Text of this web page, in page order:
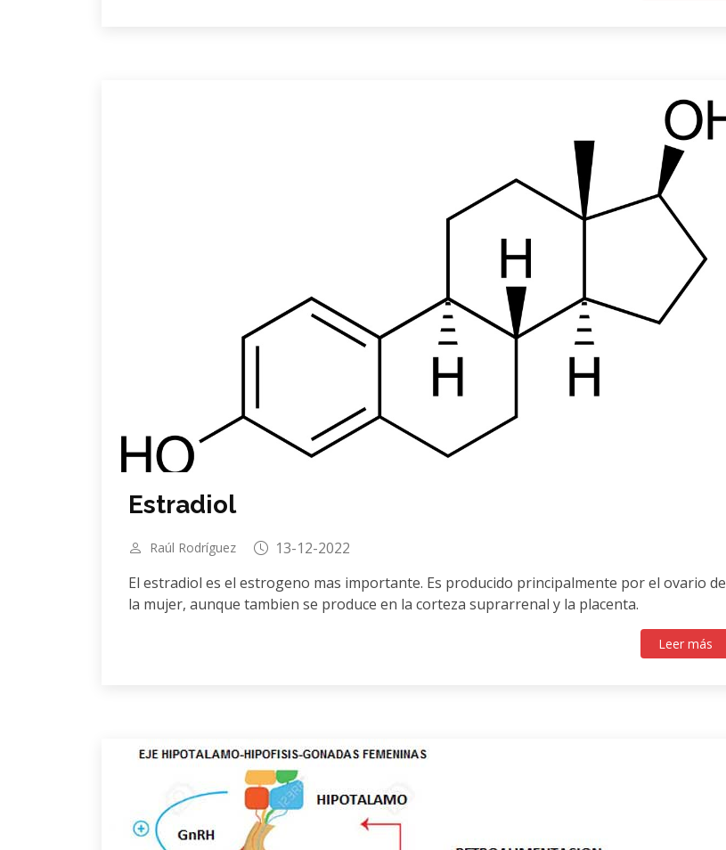
Estradiol
Raúl Rodríguez
13-12-2022
El estradiol es el estrogeno mas importante. Es producido principalmente por el ovario de
la mujer, aunque tambien se produce en la corteza suprarrenal y la placenta.
Leer más